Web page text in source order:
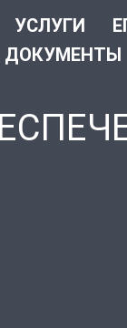
УСЛУГИ
ДОКУМЕНТЫ